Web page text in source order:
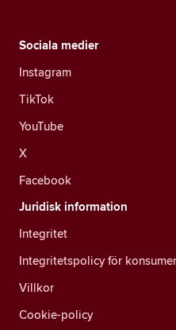
Sociala medier
Instagram
TikTok
YouTube
X
Facebook
Juridisk information
Integritet
Integritetspolicy för
Villkor
Cookie-policy